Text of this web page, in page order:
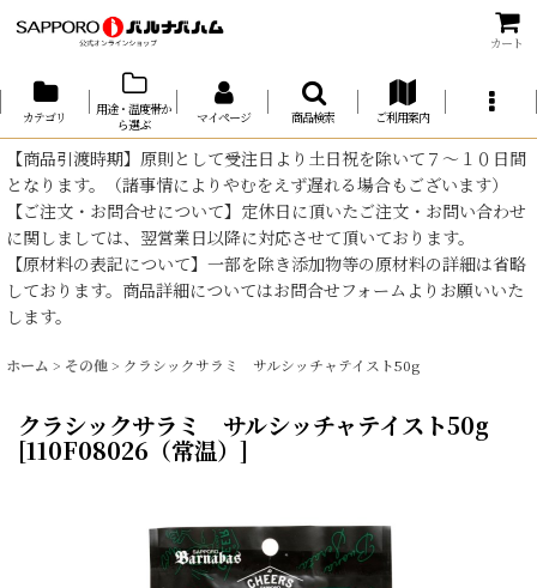
カート
カテゴリ
用途・温度帯か
ら選ぶ
マイページ 商品検索 ご利用案内
【商品引渡時期】原則として受注日より土日祝を除いて７～１０日間
となります。（諸事情によりやむをえず遅れる場合もございます）
【ご注文・お問合せについて】定休日に頂いたご注文・お問い合わせ
に関しましては、翌営業日以降に対応させて頂いております。
【原材料の表記について】一部を除き添加物等の原材料の詳細は省略
しております。商品詳細についてはお問合せフォームよりお願いいた
します。
ホーム > その他> クラシックサラミ サルシッチャテイスト50g
クラシックサラミ サルシッチャテイスト50g
[110F08026（常温） ]